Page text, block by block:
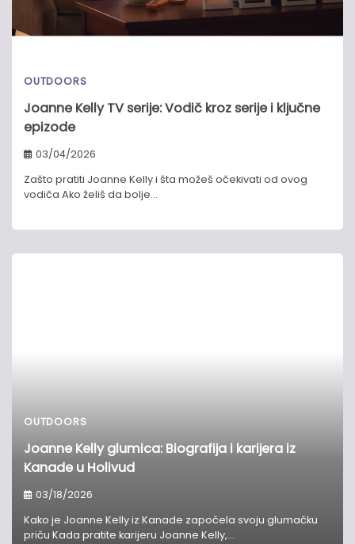
OUTDOORS
Joanne Kelly TV serije: Vodič kroz serije i ključne
epizode
03/04/2026
Zašto pratiti Joanne Kelly i šta možeš očekivati od ovog
vodiča Ako želiš da bolje…
OUTDOORS
Joanne Kelly glumica: Biografija i karijera iz
Kanade u Holivud
03/18/2026
Kako je Joanne Kelly iz Kanade započela svoju glumačku
priču Kada pratite karijeru Joanne Kelly,…